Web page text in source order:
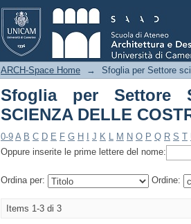
Sfoglia per Settore
COSTRUZIONI"
ARCH-Space Home → Sfoglia per Settore
Sfoglia per Settore
SCIENZA DELLE
0-9 A B C D E F G H J K L M N O P Q R S T
Oppure inserite le prime lettere del nome:
Ordina per: Ordine:
Items 1-3 di 3